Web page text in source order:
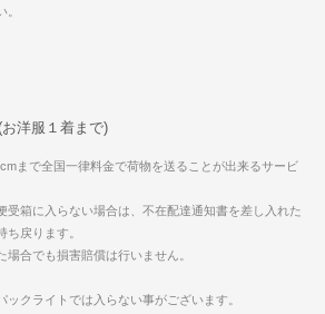
洋服１着まで)
まで全国一律料金で荷物を送ることが出来るサービ
受箱に入らない場合は、不在配達通知書を差し入れた
ち戻ります。
合でも損害賠償は行いません。
クライトでは入らない事がございます。